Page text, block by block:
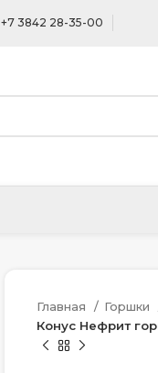
+7 3842 28-35-00
Главная Горшки
Конус Нефрит